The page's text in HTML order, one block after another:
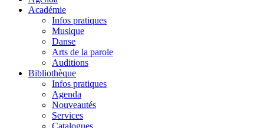
Académie
Infos pratiques
Musique
Danse
Arts de la parole
Auditions
Bibliothèque
Infos pratiques
Agenda
Nouveautés
Services
Catalogues